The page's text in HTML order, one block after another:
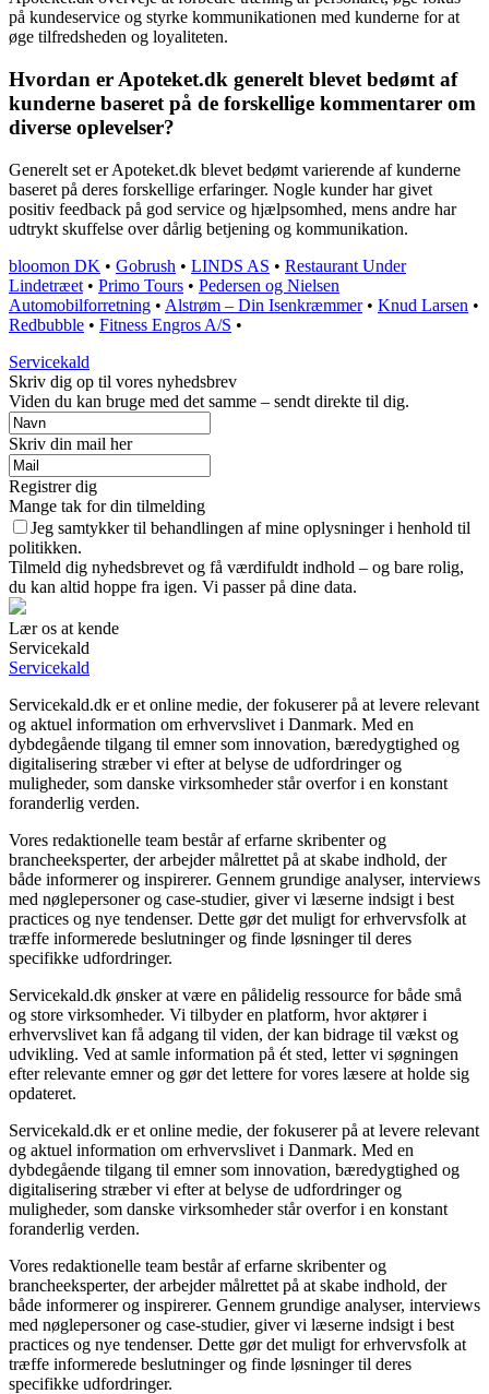
på kundeservice og styrke kommunikationen med kunderne for at
øge tilfredsheden og loyaliteten.
Hvordan er Apoteket.dk generelt blevet bedømt af
kunderne baseret på de forskellige kommentarer om
diverse oplevelser?
Generelt set er Apoteket.dk blevet bedømt varierende af kunderne
baseret på deres forskellige erfaringer. Nogle kunder har givet
positiv feedback på god service og hjælpsomhed, mens andre har
udtrykt skuffelse over dårlig betjening og kommunikation.
bloomon DK • Gobrush • LINDS AS • Restaurant Under
Lindetræet • Primo Tours • Pedersen og Nielsen
Automobilforretning • Alstrøm – Din Isenkræmmer• Knud Larsen •
Redbubble • Fitness Engros A/S •
Servicekald
Skriv dig op til vores nyhedsbrev
Viden du kan bruge med det samme – sendt direkte til dig.
Skriv din mail her
Registrer dig
Mange tak for din tilmelding
Jeg samtykker til behandlingen af mine oplysninger i henhold til
politikken.
Tilmeld dig nyhedsbrevet og få værdifuldt indhold – og bare rolig,
du kan altid hoppe fra igen. Vi passer på dine data.
Lær os at kende
Servicekald
Servicekald
Servicekald.dk er et online medie, der fokuserer på at levere relevant
og aktuel information om erhvervslivet i Danmark. Med en
dybdegående tilgang til emner som innovation, bæredygtighed og
digitalisering stræber vi efter at belyse de udfordringer og
muligheder, som danske virksomheder står overfor i en konstant
foranderlig verden.
Vores redaktionelle team består af erfarne skribenter og
brancheeksperter, der arbejder målrettet på at skabe indhold, der
både informerer og inspirerer. Gennem grundige analyser, interviews
med nøglepersoner og case-studier, giver vi læserne indsigt i best
practices og nye tendenser. Dette gør det muligt for erhvervsfolk at
træffe informerede beslutninger og finde løsninger til deres
specifikke udfordringer.
Servicekald.dk ønsker at være en pålidelig ressource for både små
og store virksomheder. Vi tilbyder en platform, hvor aktører i
erhvervslivet kan få adgang til viden, der kan bidrage til vækst og
udvikling. Ved at samle information på ét sted, letter vi søgningen
efter relevante emner og gør det lettere for vores læsere at holde sig
opdateret.
Servicekald.dk er et online medie, der fokuserer på at levere relevant
og aktuel information om erhvervslivet i Danmark. Med en
dybdegående tilgang til emner som innovation, bæredygtighed og
digitalisering stræber vi efter at belyse de udfordringer og
muligheder, som danske virksomheder står overfor i en konstant
foranderlig verden.
Vores redaktionelle team består af erfarne skribenter og
brancheeksperter, der arbejder målrettet på at skabe indhold, der
både informerer og inspirerer. Gennem grundige analyser, interviews
med nøglepersoner og case-studier, giver vi læserne indsigt i best
practices og nye tendenser. Dette gør det muligt for erhvervsfolk at
træffe informerede beslutninger og finde løsninger til deres
specifikke udfordringer.